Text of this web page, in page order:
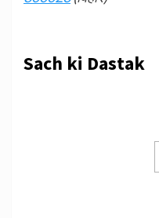
Sach ki Dastak